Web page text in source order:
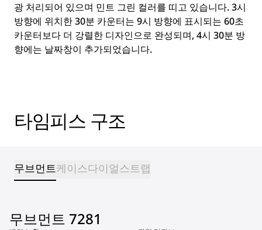
광 처리되어 있으며 민트 그린 컬러를 띠고 있습니다. 3시
방향에 위치한 30분 카운터는 9시 방향에 표시되는 60초
카운터보다 더 강렬한 디자인으로 완성되며, 4시 30분 방
향에는 날짜창이 추가되었습니다.
타임피스 구조
무브먼트케이스다이얼스트랩
무브먼트 7281